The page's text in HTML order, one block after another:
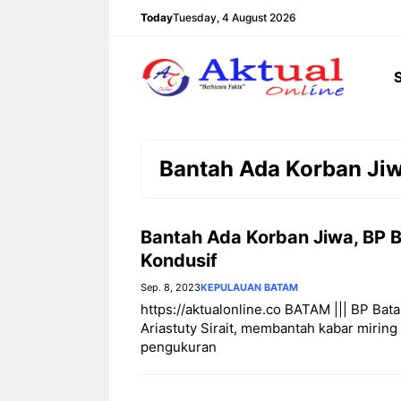
TodayTuesday, 4 August 2026
Bantah Ada Korban
Bantah Ada Korban Jiwa, BP
Kondusif
Sep. 8, 2023KEPULAUAN BATAM
https://aktualonline.co BATAM ||| BP
Ariastuty Sirait, membantah kabar
pengukuran